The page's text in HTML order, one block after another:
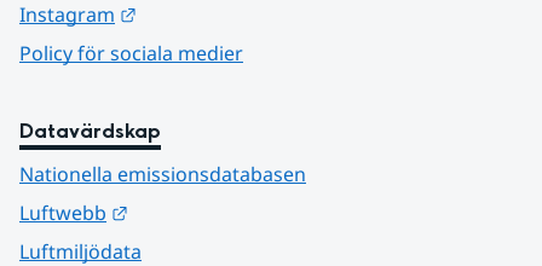
Instagram
Policy för sociala medier
Datavärdskap
Nationella emissionsdatabasen
Luftwebb
Luftmiljödata